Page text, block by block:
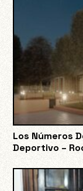
Los Números
Deportivo –